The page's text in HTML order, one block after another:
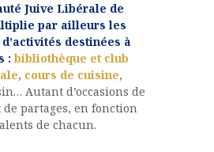
Juive Libérale de
par ailleurs les
destinées à
:bibliothèque et club
, cours de cuisine,
Autant d’occasions de
partages, en fonction
de chacun.